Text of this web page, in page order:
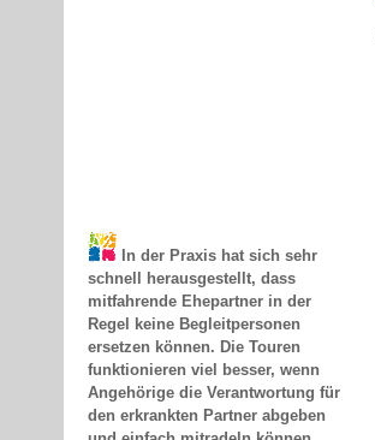
schnell herausgestellt, dass
mitfahrende Ehepartner in der
Regel keine Begleitpersonen
ersetzen können. Die Touren
funktionieren viel besser, wenn
Angehörige die Verantwortung für
den erkrankten Partner abgeben
und einfach mitradeln können.